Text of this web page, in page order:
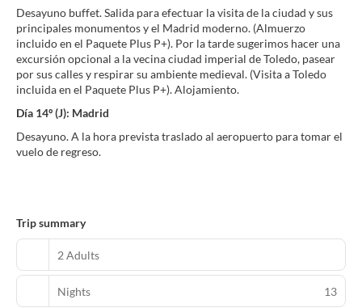
Desayuno buffet. Salida para efectuar la visita de la ciudad y sus
principales monumentos y el Madrid moderno. (Almuerzo
incluido en el Paquete Plus P+). Por la tarde sugerimos hacer una
excursión opcional a la vecina ciudad imperial de Toledo, pasear
por sus calles y respirar su ambiente medieval. (Visita a Toledo
incluida en el Paquete Plus P+). Alojamiento.
Día 14º (J): Madrid
Desayuno. A la hora prevista traslado al aeropuerto para tomar el
vuelo de regreso.
Trip summary
2 Adults
Nights 13